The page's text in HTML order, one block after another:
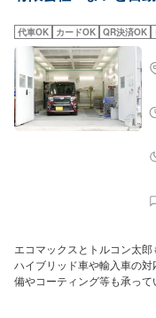
代車OK カードOK QR決済OK
エコマックスとトルコン太
ハイブリッド車や輸入車の
備やコーティング等も承っ